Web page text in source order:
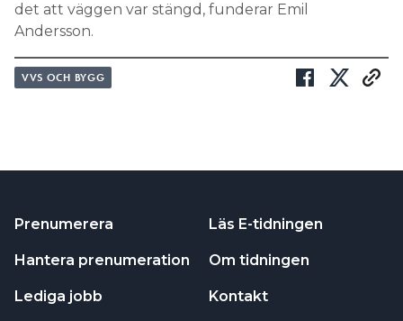
det att väggen var stängd, funderar Emil
Andersson.
VVS OCH BYGG
Prenumerera
Hantera prenumeration
Lediga jobb
Läs E-tidningen
Om tidningen
Kontakt